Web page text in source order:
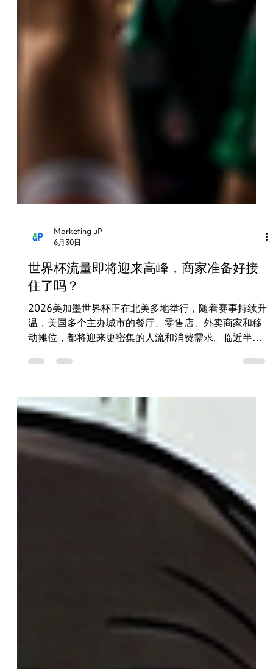
世界杯流量即将迎来高峰，商家准备好接
2026美加墨世界杯正在北美多地举行，随着赛事持续升
温，美国多个主办城市的餐厅、零售店、外卖商家和移
动摊位，都将迎来更密集的人流和消费需求。临近半决
赛和总决赛阶段，球迷、游客、本地观赛人群会更加集
中，赛前聚餐、赛后宵夜、临时点单、移动消费都可能
明显增加。 对商家来说，世界杯热度看起来很远，真正
忙起来可能就是一通电话的事儿: 电话响了，有人接
吗？顾客说不同语言，听得懂吗？订单突然变多，处理
得过来吗？餐车和移动摊位，收款够快吗？门店高峰